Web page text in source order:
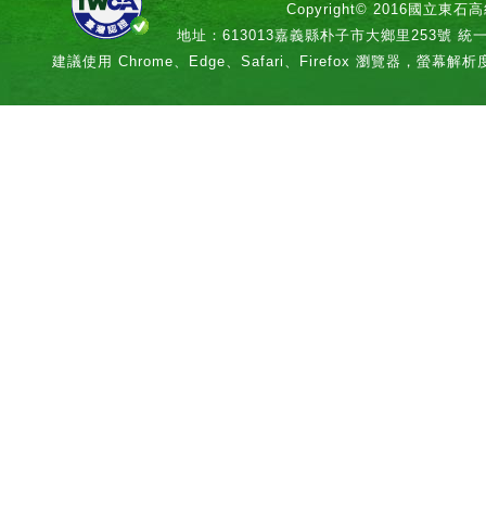
Copyright© 2016國立東石高
地址：613013嘉義縣朴子市大鄉里253號 統
建議使用 Chrome、Edge、Safari、Firefox 瀏覽器，螢幕解